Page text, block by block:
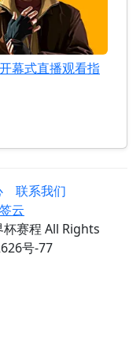
幕式直播观看指
联系我们
云
赛程 All Rights
号-77